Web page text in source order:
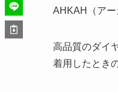
AHKAH（アー
高品質のダイ
着用したとき